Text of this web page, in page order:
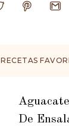
RECETAS
De